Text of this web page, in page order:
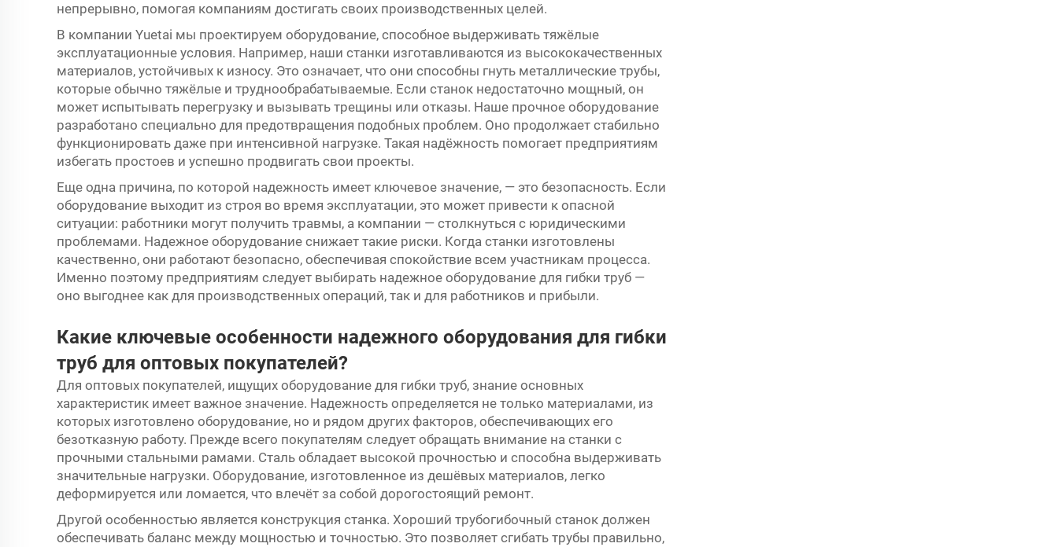
непрерывно, помогая компаниям достигать своих производственных целей.
В компании Yuetai мы проектируем оборудование, способное выдерживать тяжёлые
эксплуатационные условия. Например, наши станки изготавливаются из высококачественных
материалов, устойчивых к износу. Это означает, что они способны гнуть металлические трубы,
которые обычно тяжёлые и труднообрабатываемые. Если станок недостаточно мощный, он
может испытывать перегрузку и вызывать трещины или отказы. Наше прочное оборудование
разработано специально для предотвращения подобных проблем. Оно продолжает стабильно
функционировать даже при интенсивной нагрузке. Такая надёжность помогает предприятиям
избегать простоев и успешно продвигать свои проекты.
Еще одна причина, по которой надежность имеет ключевое значение, — это безопасность. Если
оборудование выходит из строя во время эксплуатации, это может привести к опасной
ситуации: работники могут получить травмы, а компании — столкнуться с юридическими
проблемами. Надежное оборудование снижает такие риски. Когда станки изготовлены
качественно, они работают безопасно, обеспечивая спокойствие всем участникам процесса.
Именно поэтому предприятиям следует выбирать надежное оборудование для гибки труб —
оно выгоднее как для производственных операций, так и для работников и прибыли.
Какие ключевые особенности надежного оборудования для гибки
труб для оптовых покупателей?
Для оптовых покупателей, ищущих оборудование для гибки труб, знание основных
характеристик имеет важное значение. Надежность определяется не только материалами, из
которых изготовлено оборудование, но и рядом других факторов, обеспечивающих его
безотказную работу. Прежде всего покупателям следует обращать внимание на станки с
прочными стальными рамами. Сталь обладает высокой прочностью и способна выдерживать
значительные нагрузки. Оборудование, изготовленное из дешёвых материалов, легко
деформируется или ломается, что влечёт за собой дорогостоящий ремонт.
Другой особенностью является конструкция станка. Хороший трубогибочный станок должен
обеспечивать баланс между мощностью и точностью. Это позволяет сгибать трубы правильно,